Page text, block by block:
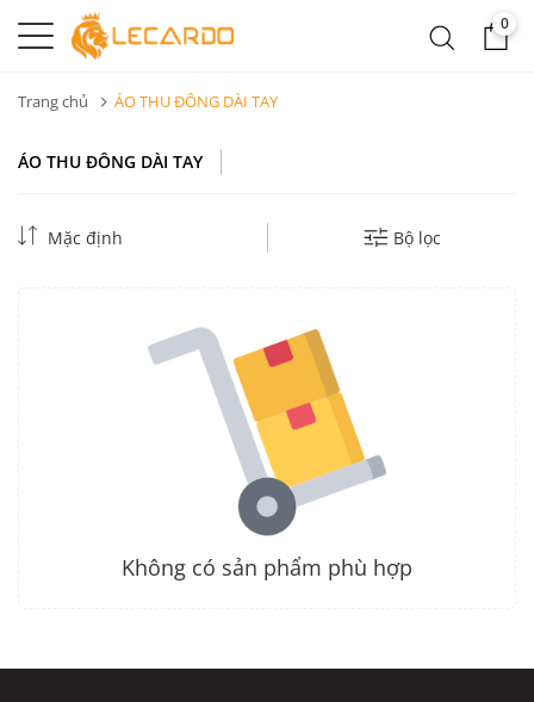
0
Trang chủ ÁO THU ĐÔNG DÀI TAY
ÁO THU ĐÔNG DÀI TAY
Mặc định Bộ lọc
Không có sản phẩm phù hợp